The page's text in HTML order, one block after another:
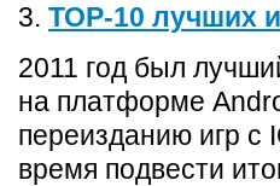
3. ТОР-10 лучших
2011 год был
на платформе
переизданию игр с
время подвести